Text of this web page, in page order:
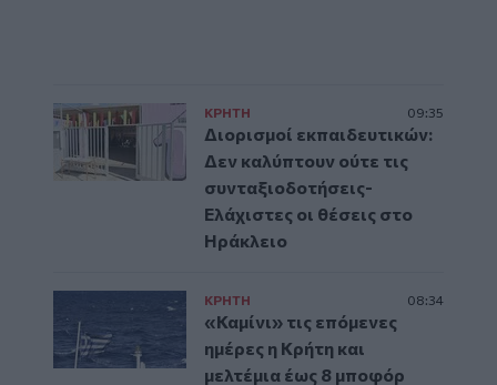
ΚΡΗΤΗ 09:35
Διορισμοί εκπαιδευτικών:
Δεν καλύπτουν ούτε τις
συνταξιοδοτήσεις-
Ελάχιστες οι θέσεις στο
Ηράκλειο
ΚΡΗΤΗ 08:34
«Καμίνι» τις επόμενες
ημέρες η Κρήτη και
μελτέμια έως 8 μποφόρ